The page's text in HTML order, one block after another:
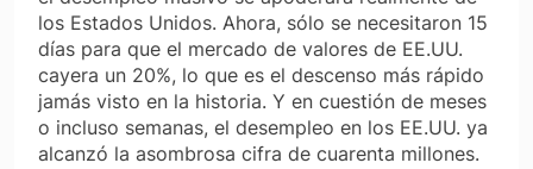
los Estados Unidos. Ahora, sólo se necesitaron 15
días para que el mercado de valores de EE.UU.
cayera un 20%, lo que es el descenso más rápido
jamás visto en la historia. Y en cuestión de meses
o incluso semanas, el desempleo en los EE.UU. ya
alcanzó la asombrosa cifra de cuarenta millones.